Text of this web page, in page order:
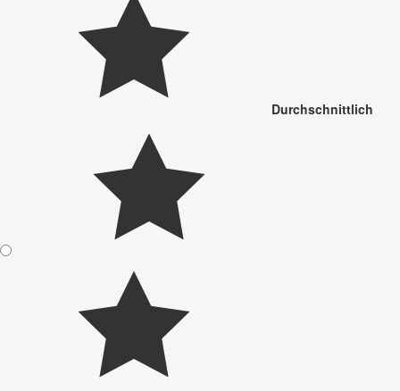
Durchschnittlich